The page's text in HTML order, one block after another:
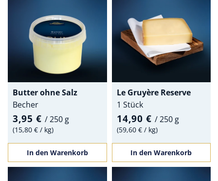
Butter ohne Salz
Becher
3,95 € /250 g
15,80 € / kg
In den Warenkorb
Le Gruyère Reserve
1 Stück
14,90 € /250 g
59,60 € / kg
In den Warenkorb